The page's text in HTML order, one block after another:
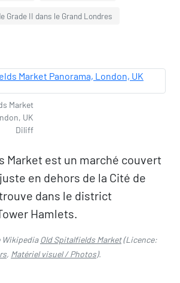
Grade II dans le Grand Londres
Market
UK
Diliff
Market est un marché couvert
en dehors de la Cité de
dans le district
Hamlets.
WikipediaOld Spitalfields Market(Licence:
, Matériel visuel / Photos).